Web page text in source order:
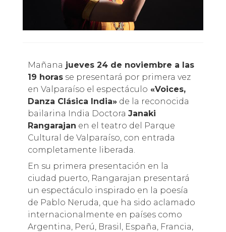
Mañana jueves 24 de noviembre a las
19 horasse presentará por primera vez
en Valparaíso el espectáculo «Voices,
Danza Clásica India»de la reconocida
bailarina India Doctora Janaki
Rangarajan en el teatro del Parque
Cultural de Valparaíso, con entrada
completamente liberada.
En su primera presentación en la
ciudad puerto, Rangarajan presentará
un espectáculo inspirado en la poesía
de Pablo Neruda, que ha sido aclamado
internacionalmente en países como
Argentina, Perú, Brasil, España, Francia,